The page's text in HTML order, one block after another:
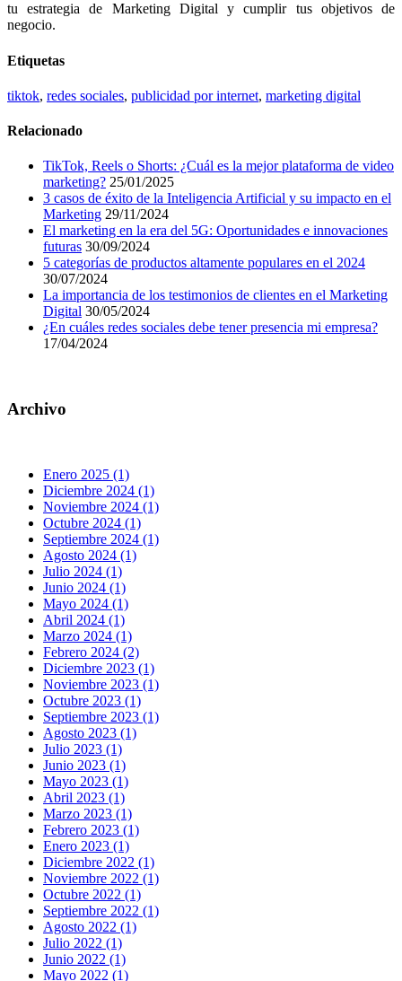
tu estrategia de Marketing Digital y cumplir tus objetivos de
negocio.
Etiquetas
tiktok, redes sociales, publicidad por internet, marketing digital
Relacionado
TikTok, Reels o Shorts: ¿Cuál es la mejor plataforma de video
marketing? 25/01/2025
3 casos de éxito de la Inteligencia Artificial y su impacto en el
Marketing 29/11/2024
El marketing en la era del 5G: Oportunidades e innovaciones
futuras 30/09/2024
5 categorías de productos altamente populares en el 2024
30/07/2024
La importancia de los testimonios de clientes en el Marketing
Digital 30/05/2024
¿En cuáles redes sociales debe tener presencia mi empresa?
17/04/2024
Archivo
Enero 2025 (1)
Diciembre 2024 (1)
Noviembre 2024 (1)
Octubre 2024 (1)
Septiembre 2024 (1)
Agosto 2024 (1)
Julio 2024 (1)
Junio 2024 (1)
Mayo 2024 (1)
Abril 2024 (1)
Marzo 2024 (1)
Febrero 2024 (2)
Diciembre 2023 (1)
Noviembre 2023 (1)
Octubre 2023 (1)
Septiembre 2023 (1)
Agosto 2023 (1)
Julio 2023 (1)
Junio 2023 (1)
Mayo 2023 (1)
Abril 2023 (1)
Marzo 2023 (1)
Febrero 2023 (1)
Enero 2023 (1)
Diciembre 2022 (1)
Noviembre 2022 (1)
Octubre 2022 (1)
Septiembre 2022 (1)
Agosto 2022 (1)
Julio 2022 (1)
Junio 2022 (1)
Mayo 2022 (1)